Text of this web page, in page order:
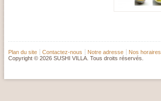
Plan du site Contactez-nous Notre adresse Nos horaires
Copyright © 2026 SUSHI VILLA. Tous droits réservés.